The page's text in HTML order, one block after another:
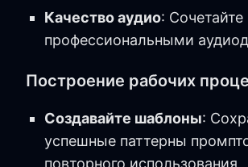
Качество аудио:
профессиональными
Построение рабочих
Создавайте шаблоны:
успешные паттерны
повторного использования